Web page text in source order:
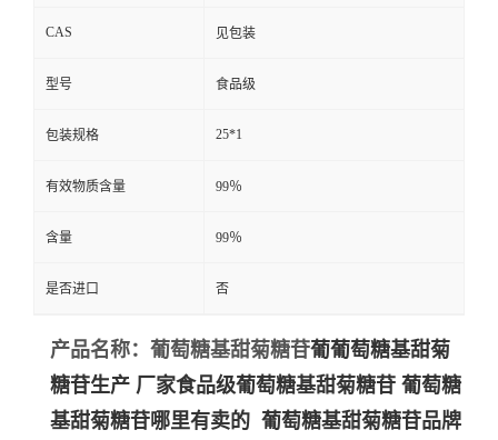
CAS 见包装
型号 食品级
包装规格 25*1
有效物质含量 99％
含量 99％
是否进口 否
产品名称：葡萄糖基甜菊糖苷葡葡萄糖基甜菊
糖苷生产 厂家食品级葡萄糖基甜菊糖苷 葡萄糖
基甜菊糖苷哪里有卖的 葡萄糖基甜菊糖苷品牌